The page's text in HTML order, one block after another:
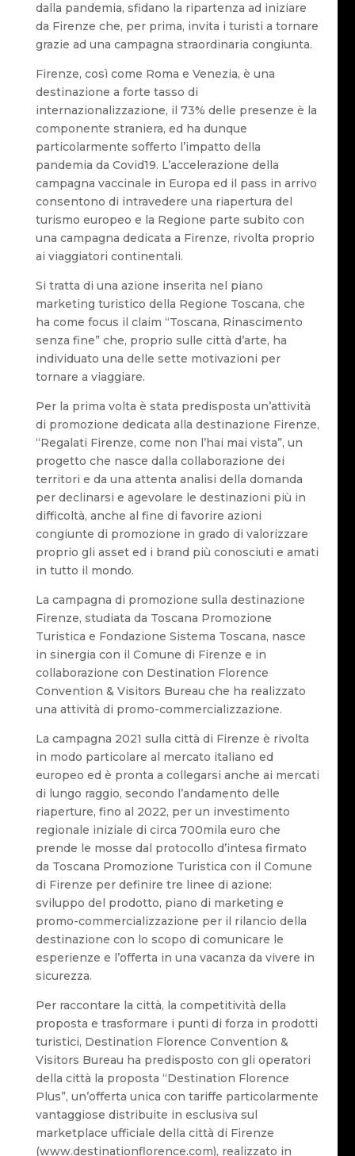
dalla pandemia, sfidano la ripartenza ad iniziare
da Firenze che, per prima, invita i turisti a tornare
grazie ad una campagna straordinaria congiunta.
Firenze, così come Roma e Venezia, è una
destinazione a forte tasso di
internazionalizzazione, il 73% delle presenze è la
componente straniera, ed ha dunque
particolarmente sofferto l’impatto della
pandemia da Covid19. L’accelerazione della
campagna vaccinale in Europa ed il pass in arrivo
consentono di intravedere una riapertura del
turismo europeo e la Regione parte subito con
una campagna dedicata a Firenze, rivolta proprio
ai viaggiatori continentali.
Si tratta di una azione inserita nel piano
marketing turistico della Regione Toscana, che
ha come focus il claim “Toscana, Rinascimento
senza fine” che, proprio sulle città d’arte, ha
individuato una delle sette motivazioni per
tornare a viaggiare.
Per la prima volta è stata predisposta un’attività
di promozione dedicata alla destinazione Firenze,
“Regalati Firenze, come non l’hai mai vista”, un
progetto che nasce dalla collaborazione dei
territori e da una attenta analisi della domanda
per declinarsi e agevolare le destinazioni più in
difficoltà, anche al fine di favorire azioni
congiunte di promozione in grado di valorizzare
proprio gli asset ed i brand più conosciuti e amati
in tutto il mondo.
La campagna di promozione sulla destinazione
Firenze, studiata da Toscana Promozione
Turistica e Fondazione Sistema Toscana, nasce
in sinergia con il Comune di Firenze e in
collaborazione con Destination Florence
Convention & Visitors Bureau che ha realizzato
una attività di promo-commercializzazione.
La campagna 2021 sulla città di Firenze è rivolta
in modo particolare al mercato italiano ed
europeo ed è pronta a collegarsi anche ai mercati
di lungo raggio, secondo l’andamento delle
riaperture, fino al 2022, per un investimento
regionale iniziale di circa 700mila euro che
prende le mosse dal protocollo d’intesa firmato
da Toscana Promozione Turistica con il Comune
di Firenze per definire tre linee di azione:
sviluppo del prodotto, piano di marketing e
promo-commercializzazione per il rilancio della
destinazione con lo scopo di comunicare le
esperienze e l’offerta in una vacanza da vivere in
sicurezza.
Per raccontare la città, la competitività della
proposta e trasformare i punti di forza in prodotti
turistici, Destination Florence Convention &
Visitors Bureau ha predisposto con gli operatori
della città la proposta “Destination Florence
Plus”, un’offerta unica con tariffe particolarmente
vantaggiose distribuite in esclusiva sul
marketplace ufficiale della città di Firenze
(www.destinationflorence.com), realizzato in